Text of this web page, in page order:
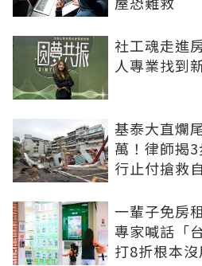
社工魂走進
人專業找到
基泰大直爛
萬！律師揭
行止付搶救
一輩子免房
專家喊話「
打8折根本沒